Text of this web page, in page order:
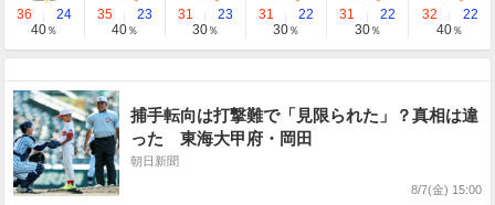
36
24
40％
35
23
40％
31
23
30％
31
22
30％
31
22
30％
32
22
40％
捕手転向は打撃難で「見限られた」？真相は違
った 東海大甲府・岡田
朝日新聞
8/7(金) 15:00